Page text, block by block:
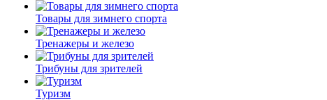
Товары для зимнего спорта
Тренажеры и железо
Трибуны для зрителей
Туризм